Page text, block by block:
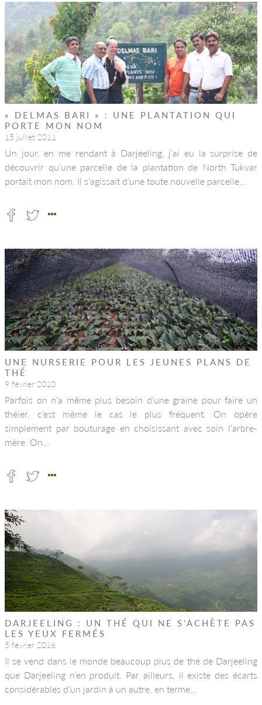
« DELMAS BARI » : UNE PLANTATION QUI
PORTE MON NOM
15 juillet 2011
Un jour, en me rendant à Darjeeling, j’ai eu la surprise de
découvrir qu’une parcelle de la plantation de North Tukvar
portait mon nom. Il s’agissait d’une toute nouvelle parcelle…
UNE NURSERIE POUR LES JEUNES PLANS DE
THÉ
9 février 2010
Parfois on n’a même plus besoin d’une graine pour faire un
théier, c’est même le cas le plus fréquent. On opère
simplement par bouturage en choisissant avec soin l’arbre-
mère. On…
DARJEELING : UN THÉ QUI NE S’ACHÈTE PAS
LES YEUX FERMÉS
5 février 2016
Il se vend dans le monde beaucoup plus de thé de Darjeeling
que Darjeeling n’en produit. Par ailleurs, il existe des écarts
considérables d’un jardin à un autre, en terme…